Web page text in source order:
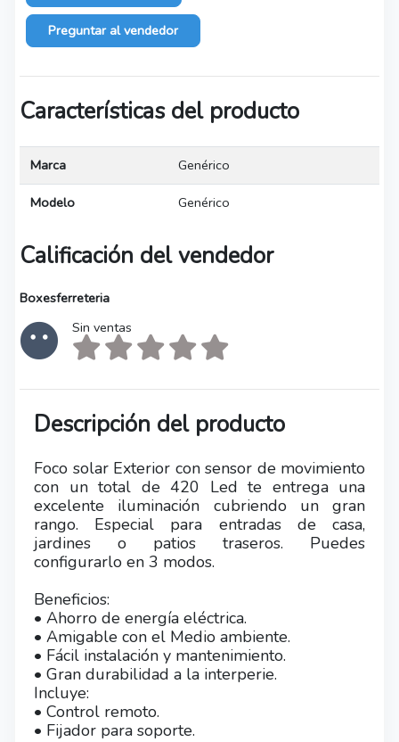
Preguntar al vendedor
Características del producto
Marca Genérico
Modelo Genérico
Calificación del vendedor
Boxesferreteria
Sin ventas
Descripción del producto
Foco solar Exterior con sensor de movimiento
con un total de 420 Led te entrega una
excelente iluminación cubriendo un gran
rango. Especial para entradas de casa,
jardines o patios traseros. Puedes
configurarlo en 3 modos.
Beneficios:
• Ahorro de energía eléctrica.
• Amigable con el Medio ambiente.
• Fácil instalación y mantenimiento.
• Gran durabilidad a la interperie.
Incluye:
• Control remoto.
• Fijador para soporte.